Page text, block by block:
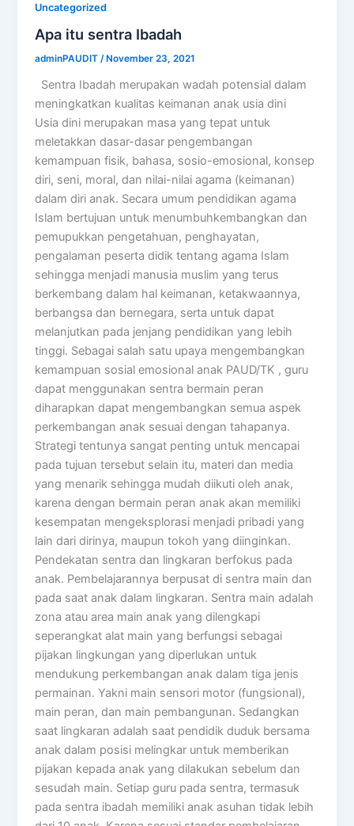
Uncategorized
Apa itu sentra Ibadah
adminPAUDIT/ November 23, 2021
Sentra Ibadah merupakan wadah potensial dalam
meningkatkan kualitas keimanan anak usia dini
Usia dini merupakan masa yang tepat untuk
meletakkan dasar-dasar pengembangan
kemampuan fisik, bahasa, sosio-emosional, konsep
diri, seni, moral, dan nilai-nilai agama (keimanan)
dalam diri anak. Secara umum pendidikan agama
Islam bertujuan untuk menumbuhkembangkan dan
pemupukkan pengetahuan, penghayatan,
pengalaman peserta didik tentang agama Islam
sehingga menjadi manusia muslim yang terus
berkembang dalam hal keimanan, ketakwaannya,
berbangsa dan bernegara, serta untuk dapat
melanjutkan pada jenjang pendidikan yang lebih
tinggi. Sebagai salah satu upaya mengembangkan
kemampuan sosial emosional anak PAUD/TK , guru
dapat menggunakan sentra bermain peran
diharapkan dapat mengembangkan semua aspek
perkembangan anak sesuai dengan tahapanya.
Strategi tentunya sangat penting untuk mencapai
pada tujuan tersebut selain itu, materi dan media
yang menarik sehingga mudah diikuti oleh anak,
karena dengan bermain peran anak akan memiliki
kesempatan mengeksplorasi menjadi pribadi yang
lain dari dirinya, maupun tokoh yang diinginkan.
Pendekatan sentra dan lingkaran berfokus pada
anak. Pembelajarannya berpusat di sentra main dan
pada saat anak dalam lingkaran. Sentra main adalah
zona atau area main anak yang dilengkapi
seperangkat alat main yang berfungsi sebagai
pijakan lingkungan yang diperlukan untuk
mendukung perkembangan anak dalam tiga jenis
permainan. Yakni main sensori motor (fungsional),
main peran, dan main pembangunan. Sedangkan
saat lingkaran adalah saat pendidik duduk bersama
anak dalam posisi melingkar untuk memberikan
pijakan kepada anak yang dilakukan sebelum dan
sesudah main. Setiap guru pada sentra, termasuk
pada sentra ibadah memiliki anak asuhan tidak lebih